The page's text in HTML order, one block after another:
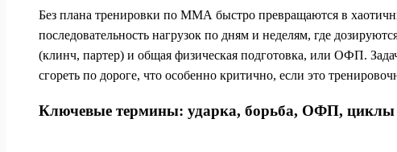
Без плана тренировки по ММА быстро превращаются в
последовательность нагрузок по дням и неделям, где
(клинч, партер) и общая физическая подготовка, или ОФП.
сгореть по дороге, что особенно критично, если это
Ключевые термины: ударка, борьба, ОФП, циклы